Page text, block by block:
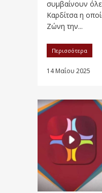
συμβαίνουν
Καρδίτσα η
Ζώνη την...
Περισσότερα
14 Μαΐου 2025